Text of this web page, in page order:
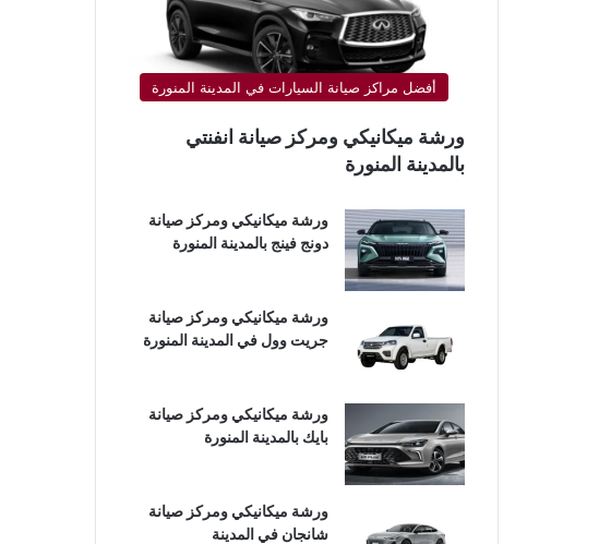
أفضل مراكز صيانة السيارات في المدينة المنورة
ورشة ميكانيكي ومركز صيانة انفنتي
بالمدينة المنورة
ورشة ميكانيكي ومركز صيانة
دونج فينج بالمدينة المنورة
ورشة ميكانيكي ومركز صيانة
جريت وول في المدينة المنورة
ورشة ميكانيكي ومركز صيانة
بايك بالمدينة المنورة
ورشة ميكانيكي ومركز صيانة
شانجان في المدينة